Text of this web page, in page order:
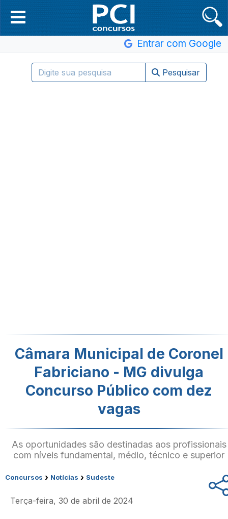
Entrar com Google
Pesquisar
Câmara Municipal de Coronel
Fabriciano - MG divulga
Concurso Público com dez
vagas
As oportunidades são destinadas aos profissionais
com níveis fundamental, médio, técnico e superior
Concursos › Notícias › Sudeste
Terça-feira, 30 de abril de 2024